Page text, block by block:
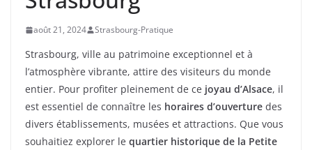
août 21, 2024 Strasbourg-Pratique
Strasbourg, ville au patrimoine exceptionnel et à
l’atmosphère vibrante, attire des visiteurs du monde
entier. Pour profiter pleinement de ce joyau d’Alsace, il
est essentiel de connaître les horaires d’ouverture des
divers établissements, musées et attractions. Que vous
souhaitiez explorer le quartier historique de la Petite